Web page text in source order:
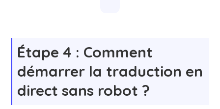
Étape 4 : Comment
démarrer la traduction en
direct sans robot ?